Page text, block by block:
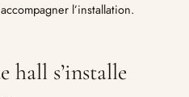
l’installation.
hall s’installe